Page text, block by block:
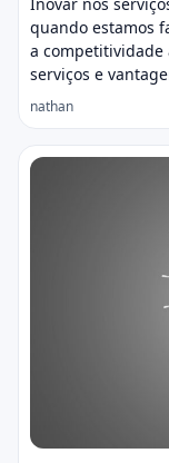
quando estamos
a competitividade
serviços e
nathan